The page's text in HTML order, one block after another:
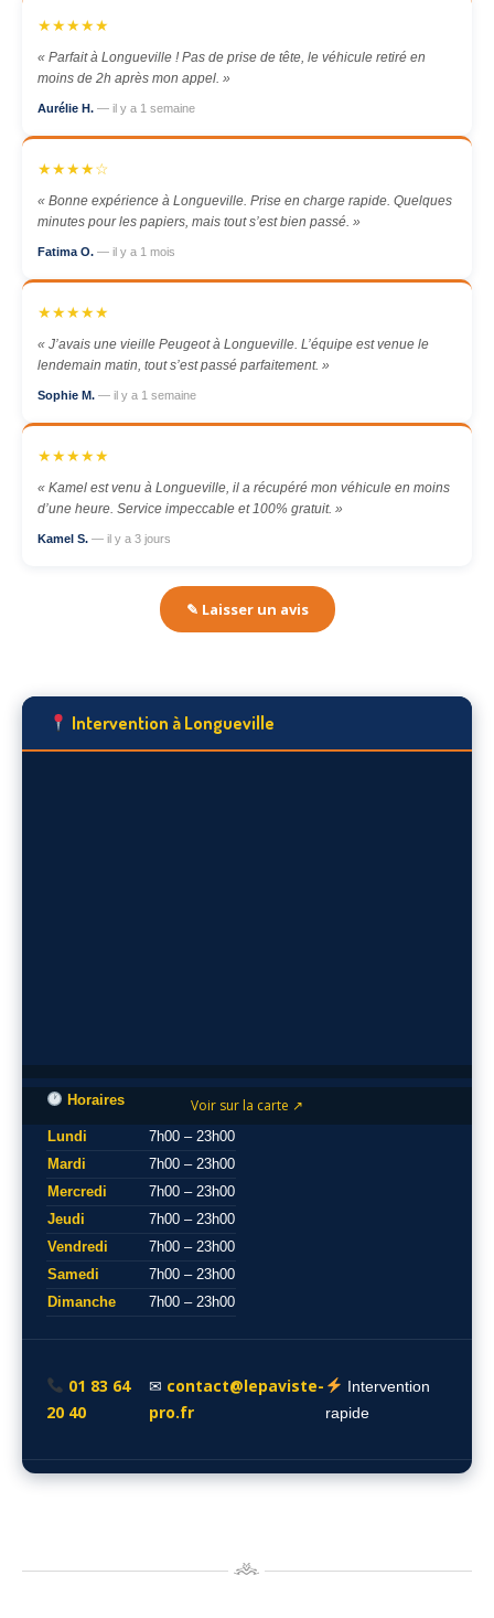
★★★★★
« Parfait à Longueville ! Pas de prise de tête, le véhicule retiré en
moins de 2h après mon appel. »
Aurélie H. — il y a 1 semaine
★★★★☆
« Bonne expérience à Longueville. Prise en charge rapide. Quelques
minutes pour les papiers, mais tout s’est bien passé. »
Fatima O. — il y a 1 mois
★★★★★
« J’avais une vieille Peugeot à Longueville. L’équipe est venue le
lendemain matin, tout s’est passé parfaitement. »
Sophie M. — il y a 1 semaine
★★★★★
« Kamel est venu à Longueville, il a récupéré mon véhicule en moins
d’une heure. Service impeccable et 100% gratuit. »
Kamel S. — il y a 3 jours
✎ Laisser un avis
Intervention à Longueville
Voir sur la carte ↗
Horaires
Lundi
7h00 – 23h00
Mardi
7h00 – 23h00
Mercredi
7h00 – 23h00
Jeudi
7h00 – 23h00
Vendredi
7h00 – 23h00
Samedi
7h00 – 23h00
Dimanche
7h00 – 23h00
01 83 64
20 40
✉ contact@lepaviste-
pro.fr
Intervention
rapide